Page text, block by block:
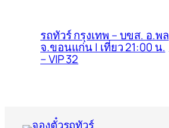
รถทัวร์ กรุงเทพ – บขส. อ.พล
จ.ขอนแก่น | เที่ยว 21:00 น.
– VIP 32